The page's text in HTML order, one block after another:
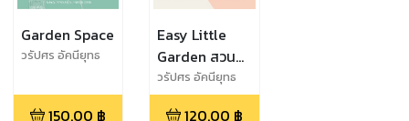
Garden Space
วรัปศร อัคนียุทธ
150.00 ฿
Easy Little
Garden สวน
เล็ก...ดูแลง่าย
วรัปศร อัคนียุทธ
120.00 ฿